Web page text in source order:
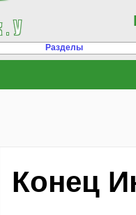
Разделы
Конец